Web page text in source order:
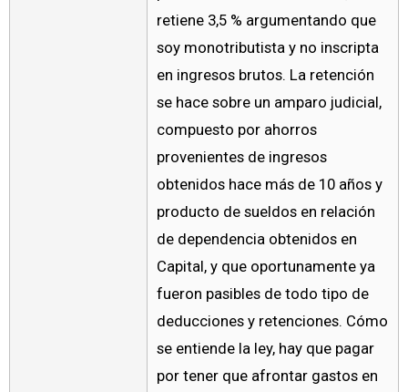
retiene 3,5 % argumentando que
soy monotributista y no inscripta
en ingresos brutos. La retención
se hace sobre un amparo judicial,
compuesto por ahorros
provenientes de ingresos
obtenidos hace más de 10 años y
producto de sueldos en relación
de dependencia obtenidos en
Capital, y que oportunamente ya
fueron pasibles de todo tipo de
deducciones y retenciones. Cómo
se entiende la ley, hay que pagar
por tener que afrontar gastos en